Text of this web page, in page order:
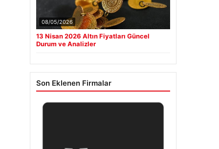
08/05/2026
13 Nisan 2026 Altın Fiyatları Güncel
Durum ve Analizler
Son Eklenen Firmalar